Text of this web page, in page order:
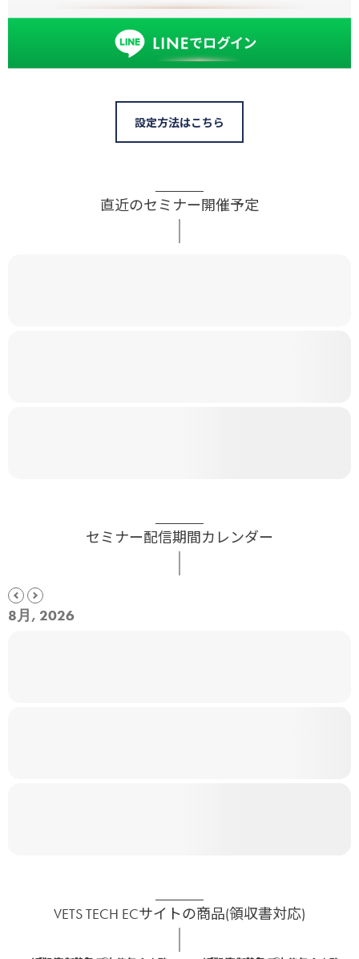
設定方法はこちら
直近のセミナー開催予定
セミナー配信期間カレンダー
8月, 2026
VETS TECH ECサイトの商品(領収書対応)